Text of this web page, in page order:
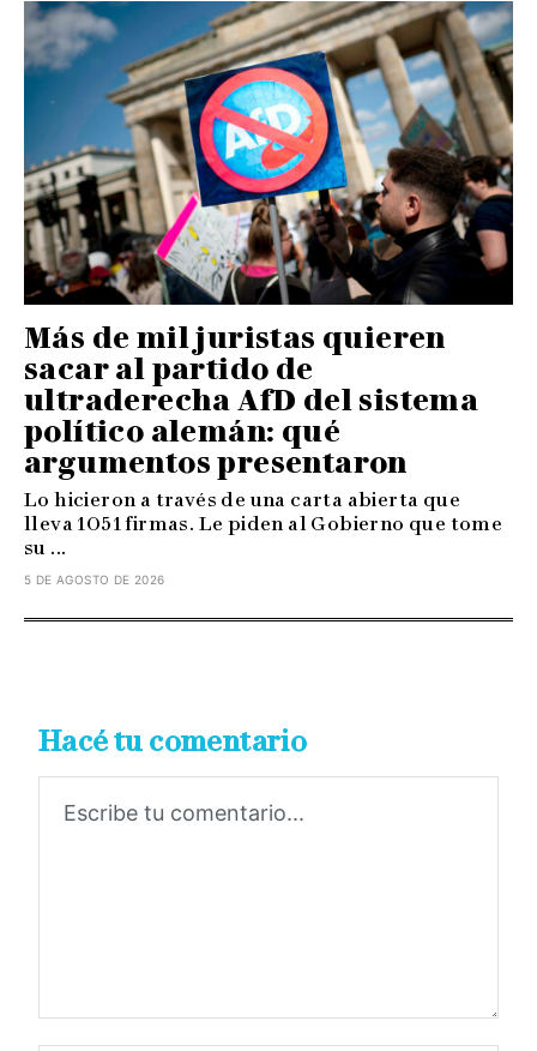
Más de mil juristas quieren
sacar al partido de
ultraderecha AfD del sistema
político alemán: qué
argumentos presentaron
Lo hicieron a través de una carta abierta que
lleva 1051 firmas. Le piden al Gobierno que tome
su ...
5 DE AGOSTO DE 2026
Hacé tu comentario